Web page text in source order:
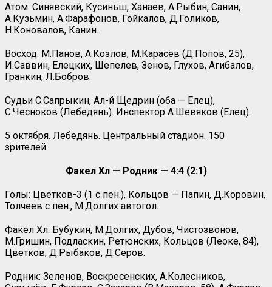
Атом: Синявский, Кусиньш, Ханаев, А.Рыбин, Санин,
А.Кузьмин, А.Фарафонов, Гойкалов, Д.Голиков,
Н.Коновалов, Канин.
Восход: М.Панов, А.Козлов, М.Карасёв (Д.Попов, 25),
И.Саввин, Елецких, Шепелев, Зенов, Глухов, Агибалов,
Гранкин, Л.Бобров.
Судьи С.Сапрыкин, Ал-й Щедрин (оба — Елец),
С.Чесноков (Лебедянь). Инспектор А.Шевяков (Елец).
5 октября. Лебедянь. Центральный стадион. 150
зрителей.
Факел Хл — Родник — 4:4 (2:1)
Голы: Цветков-3 (1 с пен.), Кольцов — Папин, Д.Коровин,
Толчеев с пен., М.Долгих автогол.
Факел Хл: Бубукин, М.Долгих, Дубов, Чистозвонов,
М.Гришин, Подласкин, Ретюнских, Кольцов (Леоке, 84),
Цветков, Д.Рыбаков, Д.Серов.
Родник: Зеленов, Воскресенских, А.Колесников,